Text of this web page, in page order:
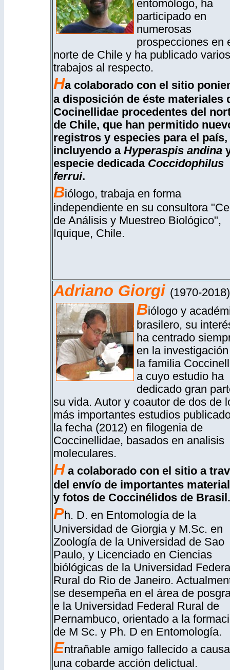
entomólogo, ha
participado en
numerosas
prospecciones en
norte de Chile y ha publicado varios
trabajos al respecto.
Ha colaborado con el sitio
a disposición de éste materiales
Cocinellidae procedentes del
de Chile, que han permitido
registros y especies para el país,
incluyendo a Hyperaspis andina
especie dedicada Coccidophilus
ferrui.
Biólogo, trabaja en forma
independiente en su consultora
de Análisis y Muestreo Biológico",
Iquique, Chile.
Adriano Giorgi (1970-2018)
Biólogo y
brasilero, su
ha centrado
en la
la familia
a cuyo estudio ha
dedicado gran
su vida. Autor y coautor de dos de
más importantes estudios
la fecha (2012) en filogenia de
Coccinellidae, basados en analisis
moleculares.
Ha colaborado con el sitio a
del envío de importantes
y fotos de Coccinélidos de Brasil.
Ph. D. en Entomología de la
Universidad de Giorgia y M.Sc. en
Zoología de la Universidad de Sao
Paulo, y Licenciado en Ciencias
biólógicas de la Universidad
Rural do Rio de Janeiro.
se desempeña en el área de
e la Universidad Federal Rural de
Pernambuco, orientado a la
de M Sc. y Ph. D en Entomología.
Entrañable amigo fallecido a
una cobarde acción delictual.